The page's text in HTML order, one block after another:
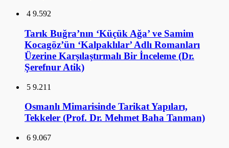
4 9.592
Tarık Buğra’nın ‘Küçük Ağa’ ve Samim
Kocagöz’ün ‘Kalpaklılar’ Adlı Romanları
Üzerine Karşılaştırmalı Bir İnceleme (Dr.
Şerefnur Atik)
5 9.211
Osmanlı Mimarisinde Tarikat Yapıları,
Tekkeler (Prof. Dr. Mehmet Baha Tanman)
6 9.067